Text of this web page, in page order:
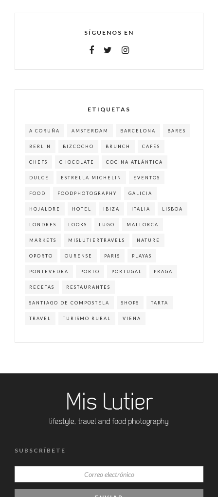
SÍGUENOS EN
ETIQUETAS
A CORUÑA AMSTERDAM BARCELONA BARES
BERLIN BIZCOCHO BRUNCH CAFÉS
CHEFS CHOCOLATE COCINA ATLÁNTICA
DULCE ESTRELLA MICHELIN EVENTOS
FOOD FOODPHOTOGRAPHY GALICIA
HOJALDRE HOTEL IBIZA ITALIA LISBOA
LONDRES LOOKS LUGO MALLORCA
MARKETS MISLUTIERTRAVELS NATURE
OPORTO OURENSE PARIS PLAYAS
PONTEVEDRA PORTO PORTUGAL PRAGA
RECETAS RESTAURANTES
SANTIAGO DE COMPOSTELA SHOPS TARTA
TRAVEL TURISMO RURAL VIENA
SUBSCRÍBETE